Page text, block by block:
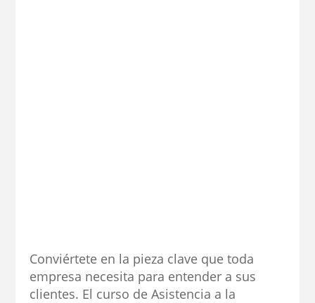
Conviértete en la pieza clave que toda
empresa necesita para entender a sus
clientes. El curso de Asistencia a la